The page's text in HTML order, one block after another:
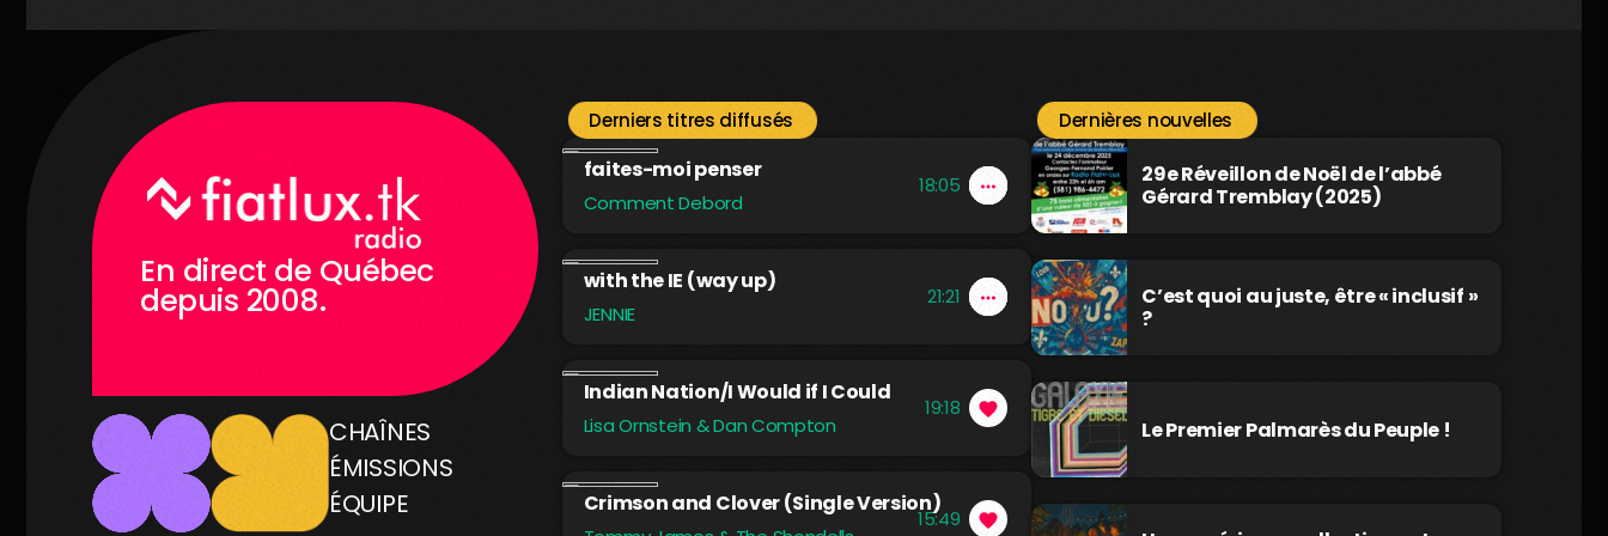
En direct de Québec
depuis 2008.
CHAÎNES
ÉMISSIONS
ÉQUIPE
Derniers titres diffusés
faites-moi penser
Comment Debord
18:05 more_horiz
favorite
shopping_cart
with the IE (way up)
JENNIE
21:21 more_horiz
favorite
shopping_cart
Indian Nation/I Would if I Could
Lisa Ornstein & Dan Compton
19:18 favorite
Crimson and Clover (Single Version)
15:49 favorite
Dernières nouvelles
29e Réveillon de Noël de l’abbé
Gérard Tremblay (2025)
C’est quoi au juste, être « inclusif »
?
Le Premier Palmarès du Peuple !